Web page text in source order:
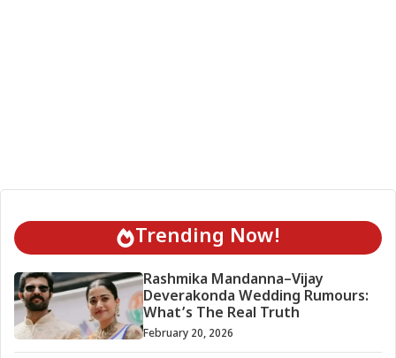
Trending Now!
Rashmika Mandanna–Vijay
Deverakonda Wedding Rumours:
What’s The Real Truth
February 20, 2026